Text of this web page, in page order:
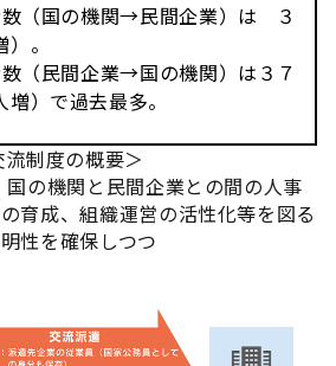
（国の機関→民間企業）は ３
。
（民間企業→国の機関）は３７
）で過去最多。
制度の概要＞
の機関と民間企業との間の人事
育成、組織運営の活性化等を図る
性を確保しつつ